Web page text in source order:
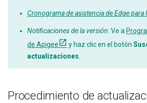
Cronograma de asistencia de Edge para
Notificaciones de la versión: Ve a
de Apigee
y haz clic en el botón
actualizaciones
Procedimiento de